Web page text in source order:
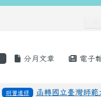
小學
分月文章 電子
研習進修
函轉國立臺灣師